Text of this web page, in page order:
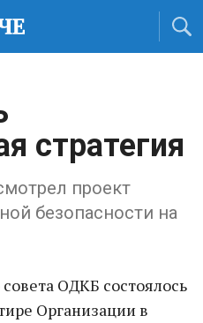
стратегия
проект
безопасности на
ОДКБ состоялось
Организации в